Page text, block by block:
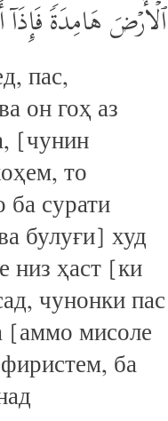
ٱلۡأَرۡضَ هَامِدَةࣰ
пас,
он гоҳ аз
[чунин
то
сурати
булуғи] худ
низ ҳаст [ки
чунонки пас
мисоле
ба